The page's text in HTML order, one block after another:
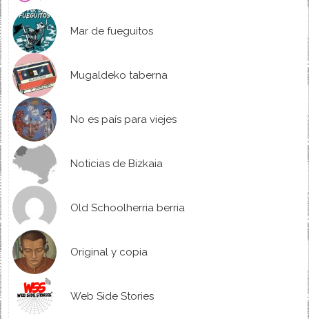
Mar de fueguitos
Mugaldeko taberna
No es país para viejes
Noticias de Bizkaia
Old Schoolherria berria
Original y copia
Web Side Stories